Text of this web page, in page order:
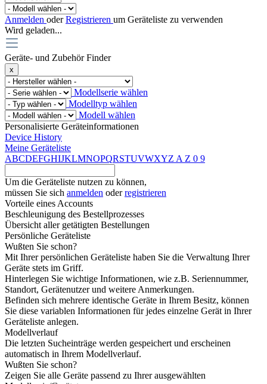
Anmelden oderRegistrieren um Geräteliste zu verwenden
Wird geladen...
Geräte- und Zubehör Finder
x
Modellserie wählen
Modelltyp wählen
Modell wählen
Personalisierte Geräteinformationen
Device History
Meine Geräteliste
ABCDEFGHIJKLMNOPQRSTUVWXYZ A Z 0 9
Um die Geräteliste nutzen zu können,
müssen Sie sich anmelden oderregistrieren
Vorteile eines Accounts
Beschleunigung des Bestellprozesses
Übersicht aller getätigten Bestellungen
Persönliche Geräteliste
Wußten Sie schon?
Mit Ihrer persönlichen Geräteliste haben Sie die Verwaltung Ihrer
Geräte stets im Griff.
Hinterlegen Sie wichtige Informationen, wie z.B. Seriennummer,
Standort, Gerätenutzer und weitere Anmerkungen.
Befinden sich mehrere identische Geräte in Ihrem Besitz, können
Sie diese variablen Informationen für jedes einzelne Gerät in Ihrer
Geräteliste anlegen.
Modellverlauf
Die letzten Sucheinträge werden gespeichert und erscheinen
automatisch in Ihrem Modellverlauf.
Wußten Sie schon?
Zeigen Sie alle Geräte passend zu Ihrer ausgewählten